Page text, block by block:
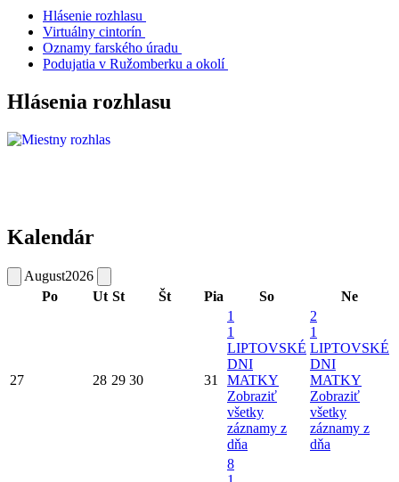
Hlásenie rozhlasu
Virtuálny cintorín
Oznamy farského úradu
Podujatia v Ružomberku a okolí
Hlásenia rozhlasu
Kalendár
August2026
Po
Ut St Št Pia So Ne
27 28 29 30 31
1
1
LIPTOVSKÉ
DNI
MATKY
Zobraziť
všetky
záznamy z
dňa
2
1
LIPTOVSKÉ
DNI
MATKY
Zobraziť
všetky
záznamy z
dňa
8